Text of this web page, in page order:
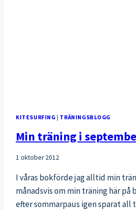
KITESURFING | TRÄNINGSBLOGG
Min träning i
1 oktober 2012
I våras bokförde jag alltid min
månadsvis om min träning här på
efter sommarpaus igen sparat all